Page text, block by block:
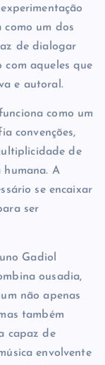
como um dos
de dialogar
aqueles que
e autoral.
como um
convenções,
de
humana. A
se encaixar
ser
Gadiol
ousadia,
não apenas
também
capaz de
envolvente